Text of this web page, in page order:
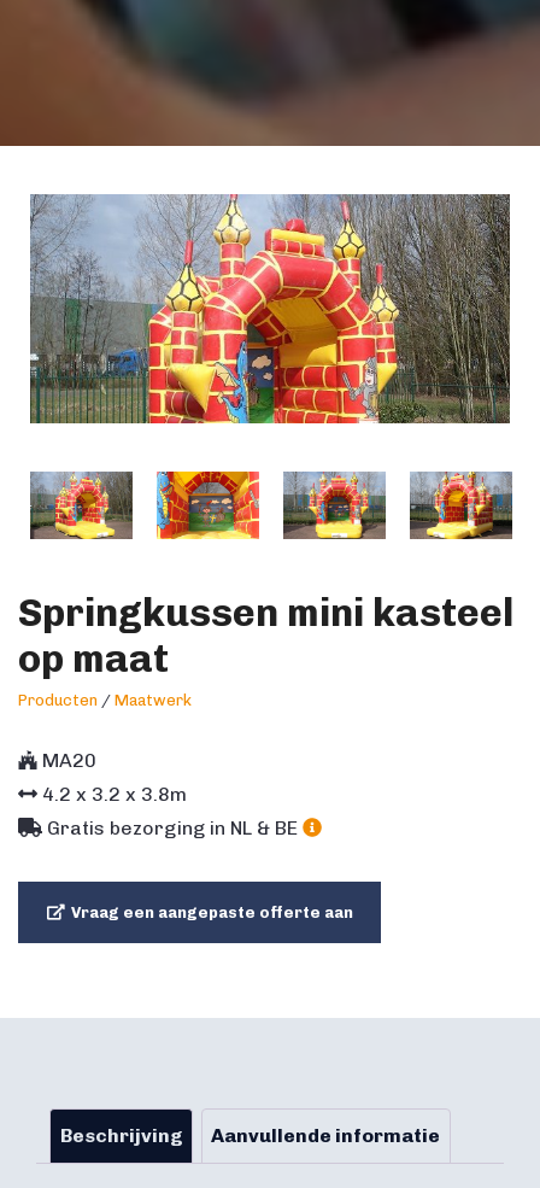
Springkussen mini kasteel
op maat
Producten / Maatwerk
MA20
4.2 x 3.2 x 3.8m
Gratis bezorging in NL & BE
Vraag een aangepaste offerte aan
Beschrijving Aanvullende informatie